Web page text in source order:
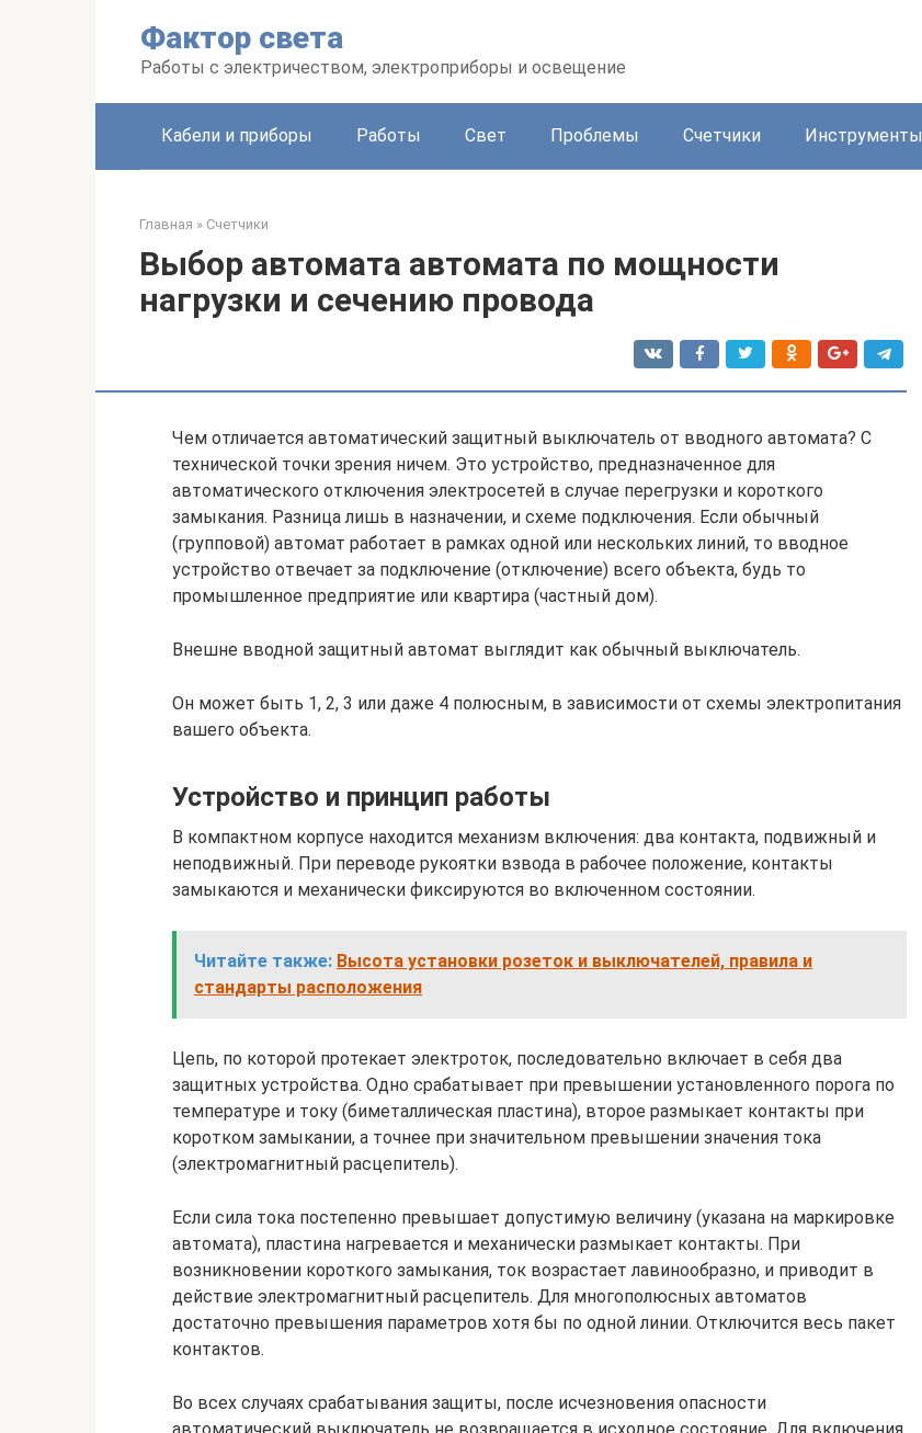
Фактор света
Работы с электричеством, электроприборы и освещение
Кабели и приборы Работы Свет Проблемы Счетчики Инструменты
Главная » Счетчики
Выбор автомата автомата по мощности
нагрузки и сечению провода
Чем отличается автоматический защитный выключатель от вводного автомата? С
технической точки зрения ничем. Это устройство, предназначенное для
автоматического отключения электросетей в случае перегрузки и короткого
замыкания. Разница лишь в назначении, и схеме подключения. Если обычный
(групповой) автомат работает в рамках одной или нескольких линий, то вводное
устройство отвечает за подключение (отключение) всего объекта, будь то
промышленное предприятие или квартира (частный дом).
Внешне вводной защитный автомат выглядит как обычный выключатель.
Он может быть 1, 2, 3 или даже 4 полюсным, в зависимости от схемы электропитания
вашего объекта.
Устройство и принцип работы
В компактном корпусе находится механизм включения: два контакта, подвижный и
неподвижный. При переводе рукоятки взвода в рабочее положение, контакты
замыкаются и механически фиксируются во включенном состоянии.
Читайте также: Высота установки розеток и выключателей, правила и
стандарты расположения
Цепь, по которой протекает электроток, последовательно включает в себя два
защитных устройства. Одно срабатывает при превышении установленного порога по
температуре и току (биметаллическая пластина), второе размыкает контакты при
коротком замыкании, а точнее при значительном превышении значения тока
(электромагнитный расцепитель).
Если сила тока постепенно превышает допустимую величину (указана на маркировке
автомата), пластина нагревается и механически размыкает контакты. При
возникновении короткого замыкания, ток возрастает лавинообразно, и приводит в
действие электромагнитный расцепитель. Для многополюсных автоматов
достаточно превышения параметров хотя бы по одной линии. Отключится весь пакет
контактов.
Во всех случаях срабатывания защиты, после исчезновения опасности